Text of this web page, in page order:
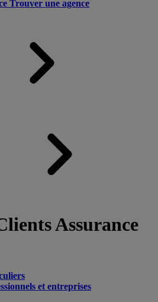
Trouver une agence
Assurance
et entreprises